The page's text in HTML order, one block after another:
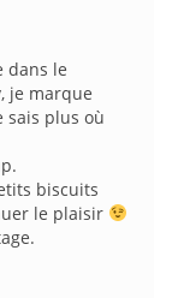
dans le
je marque
sais plus où
biscuits
le plaisir